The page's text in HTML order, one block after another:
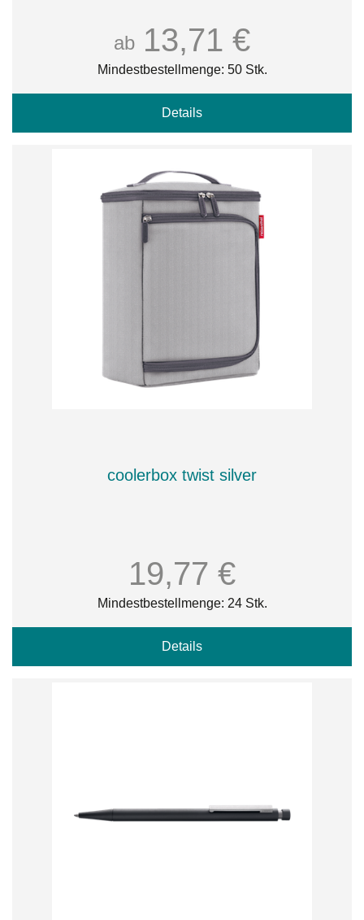
ab 13,71 €
Mindestbestellmenge: 50 Stk.
Details
coolerbox twist silver
19,77 €
Mindestbestellmenge: 24 Stk.
Details